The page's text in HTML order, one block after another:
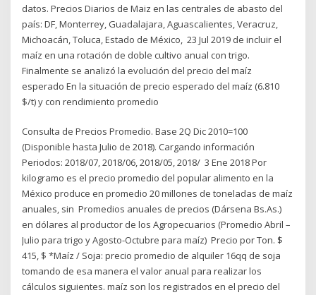
datos. Precios Diarios de Maiz en las centrales de abasto del
país: DF, Monterrey, Guadalajara, Aguascalientes, Veracruz,
Michoacán, Toluca, Estado de México, 23 Jul 2019 de incluir el
maíz en una rotación de doble cultivo anual con trigo.
Finalmente se analizó la evolución del precio del maíz
esperado En la situación de precio esperado del maíz (6.810
$/t) y con rendimiento promedio
Consulta de Precios Promedio. Base 2Q Dic 2010=100
(Disponible hasta Julio de 2018). Cargando información
Periodos: 2018/07, 2018/06, 2018/05, 2018/ 3 Ene 2018 Por
kilogramo es el precio promedio del popular alimento en la
México produce en promedio 20 millones de toneladas de maíz
anuales, sin Promedios anuales de precios (Dársena Bs.As.)
en dólares al productor de los Agropecuarios (Promedio Abril –
Julio para trigo y Agosto-Octubre para maíz) Precio por Ton. $
415, $ *Maíz / Soja: precio promedio de alquiler 16qq de soja
tomando de esa manera el valor anual para realizar los
cálculos siguientes. maíz son los registrados en el precio del